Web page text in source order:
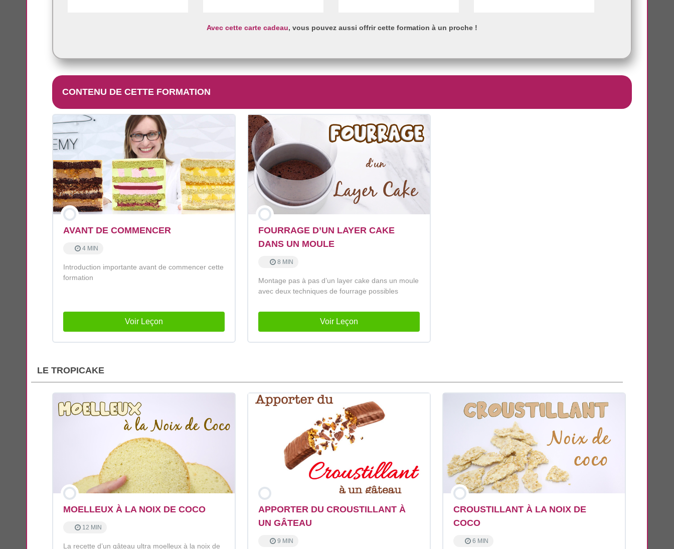
Avec cette carte cadeau, vous pouvez aussi offrir cette formation à un proche !
CONTENU DE CETTE FORMATION
AVANT DE COMMENCER
4 MIN
Introduction importante avant de commencer cette
formation
Voir Leçon
FOURRAGE D’UN LAYER CAKE
DANS UN MOULE
8 MIN
Montage pas à pas d’un layer cake dans un moule
avec deux techniques de fourrage possibles
Voir Leçon
LE TROPICAKE
MOELLEUX À LA NOIX DE COCO
12 MIN
La recette d’un gâteau ultra moelleux à la noix de
APPORTER DU CROUSTILLANT À
UN GÂTEAU
9 MIN
CROUSTILLANT À LA NOIX DE
COCO
6 MIN